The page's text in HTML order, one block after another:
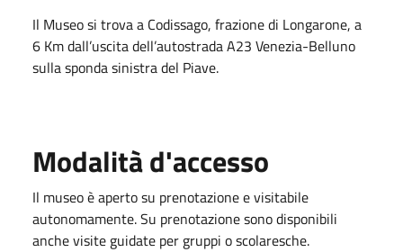
Il Museo si trova a Codissago, frazione di Longarone, a
6 Km dall’uscita dell’autostrada A23 Venezia-Belluno
sulla sponda sinistra del Piave.
Modalità d'accesso
Il museo è aperto su prenotazione e visitabile
autonomamente. Su prenotazione sono disponibili
anche visite guidate per gruppi o scolaresche.